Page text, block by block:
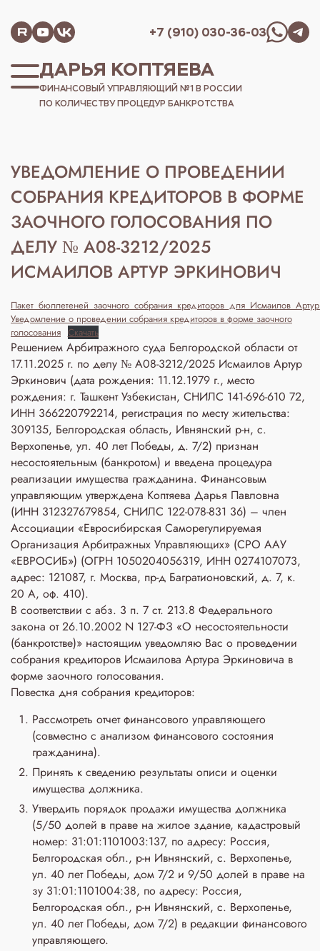
+7 (910) 030-36-03
ДАРЬЯ КОПТЯЕВА
ФИНАНСОВЫЙ УПРАВЛЯЮЩИЙ №1 В РОССИИ
ПО КОЛИЧЕСТВУ ПРОЦЕДУР БАНКРОТСТВА
УВЕДОМЛЕНИЕ О ПРОВЕДЕНИИ
СОБРАНИЯ КРЕДИТОРОВ В ФОРМЕ
ЗАОЧНОГО ГОЛОСОВАНИЯ ПО
ДЕЛУ № А08-3212/2025
ИСМАИЛОВ АРТУР ЭРКИНОВИЧ
Уведомление о проведении собрания кредиторов в форме заочного
голосования Скачать
Решением Арбитражного суда Белгородской области от
17.11.2025 г. по делу № А08-3212/2025 Исмаилов Артур
Эркинович (дата рождения: 11.12.1979 г., место
рождения: г. Ташкент Узбекистан, СНИЛС 141-696-610 72,
ИНН 366220792214, регистрация по месту жительства:
309135, Белгородская область, Ивнянский р-н, с.
Верхопенье, ул. 40 лет Победы, д. 7/2) признан
несостоятельным (банкротом) и введена процедура
реализации имущества гражданина. Финансовым
управляющим утверждена Коптяева Дарья Павловна
(ИНН 312327679854, СНИЛС 122-078-831 36) – член
Ассоциации «Евросибирская Саморегулируемая
Организация Арбитражных Управляющих» (СРО ААУ
«ЕВРОСИБ») (ОГРН 1050204056319, ИНН 0274107073,
адрес: 121087, г. Москва, пр-д Багратионовский, д. 7, к.
20 А, оф. 410).
В соответствии с абз. 3 п. 7 ст. 213.8 Федерального
закона от 26.10.2002 N 127-ФЗ «О несостоятельности
(банкротстве)» настоящим уведомляю Вас о проведении
собрания кредиторов Исмаилова Артура Эркиновича в
форме заочного голосования.
Повестка дня собрания кредиторов:
Рассмотреть отчет финансового управляющего
(совместно с анализом финансового состояния
гражданина).
Принять к сведению результаты описи и оценки
имущества должника.
Утвердить порядок продажи имущества должника
(5/50 долей в праве на жилое здание, кадастровый
номер: 31:01:1101003:137, по адресу: Россия,
Белгородская обл., р-н Ивнянский, с. Верхопенье,
ул. 40 лет Победы, дом 7/2 и 9/50 долей в праве на
зу 31:01:1101004:38, по адресу: Россия,
Белгородская обл., р-н Ивнянский, с. Верхопенье,
ул. 40 лет Победы, дом 7/2) в редакции финансового
управляющего.